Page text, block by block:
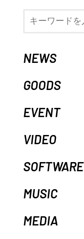
NEWS
GOODS
EVENT
VIDEO
SOFTWARE
MUSIC
MEDIA